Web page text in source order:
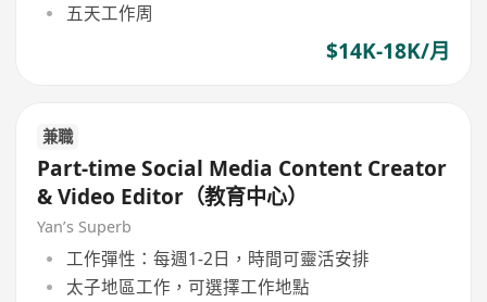
五天工作周
$14K-18K/月
兼職
Part-time Social Media Content Creator
& Video Editor（教育中心）
Yan’s Superb
工作彈性：每週1-2日，時間可靈活安排
太子地區工作，可選擇工作地點